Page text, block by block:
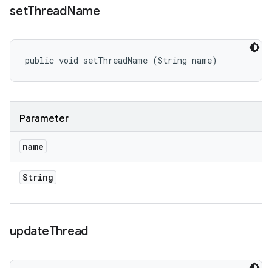
setThreadName
public void setThreadName (String name)
Parameter
name
String
updateThread